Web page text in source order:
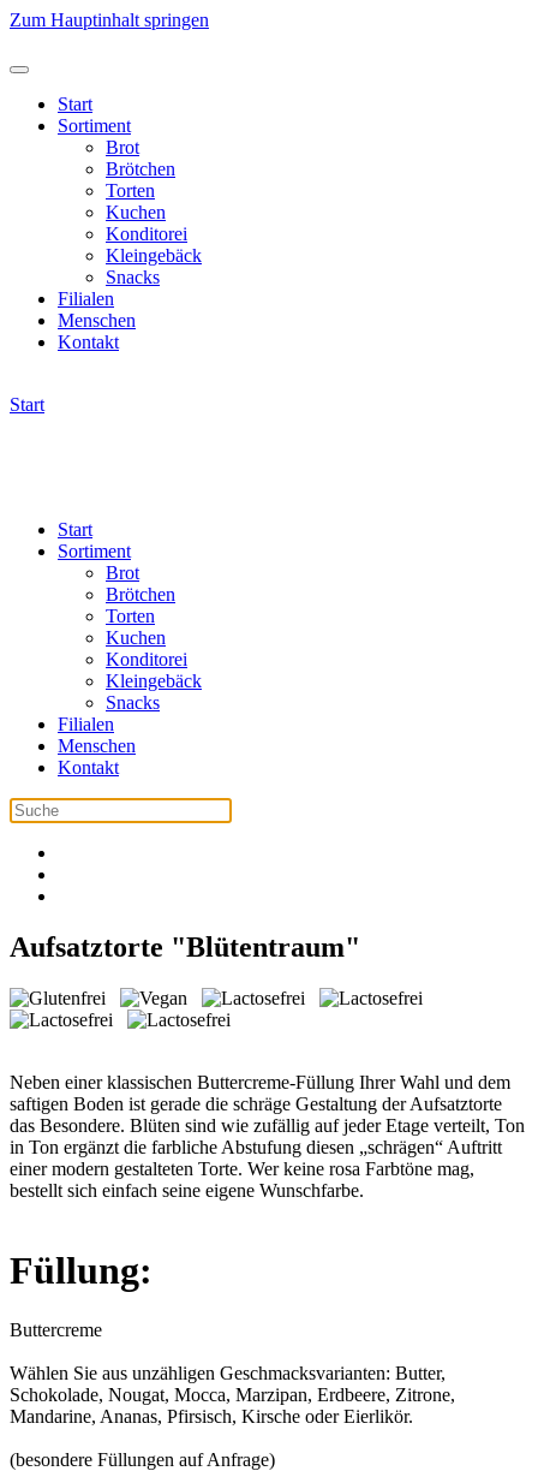
Zum Hauptinhalt springen
Start
Sortiment
Brot
Brötchen
Torten
Kuchen
Konditorei
Kleingebäck
Snacks
Filialen
Menschen
Kontakt
Start
Start
Sortiment
Brot
Brötchen
Torten
Kuchen
Konditorei
Kleingebäck
Snacks
Filialen
Menschen
Kontakt
Aufsatztorte "Blütentraum"
Neben einer klassischen Buttercreme-Füllung Ihrer Wahl und dem
saftigen Boden ist gerade die schräge Gestaltung der Aufsatztorte
das Besondere. Blüten sind wie zufällig auf jeder Etage verteilt, Ton
in Ton ergänzt die farbliche Abstufung diesen „schrägen“ Auftritt
einer modern gestalteten Torte. Wer keine rosa Farbtöne mag,
bestellt sich einfach seine eigene Wunschfarbe.
Füllung:
Buttercreme
Wählen Sie aus unzähligen Geschmacksvarianten: Butter,
Schokolade, Nougat, Mocca, Marzipan, Erdbeere, Zitrone,
Mandarine, Ananas, Pfirsisch, Kirsche oder Eierlikör.
(besondere Füllungen auf Anfrage)